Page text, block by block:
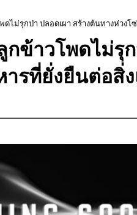
ดไม่รุกป่า ปลอดเผา สร้างต้นทางห่ว
กข้าวโพดไม่รุ
ารที่ยั่งยืนต่อสิ่